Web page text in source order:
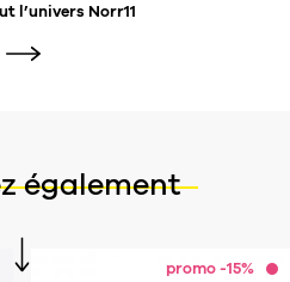
l’univers Norr11
également
promo -15%